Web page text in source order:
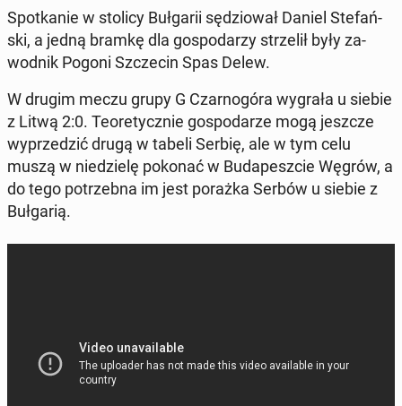
Spo­tka­nie w stolicy Buł­ga­rii sę­dzio­wał Daniel Ste­fań­
ski, a jedną bramkę dla go­spo­da­rzy strze­lił były za­
wod­nik Pogoni Szcze­cin Spas Delew.
W drugim meczu grupy G Czar­no­gó­ra wygrała u siebie
z Litwą 2:0. Teo­re­tycz­nie go­spo­da­rze mogą jeszcze
wy­prze­dzić drugą w tabeli Serbię, ale w tym celu
muszą w nie­dzie­lę pokonać w Bu­da­pesz­cie Węgrów, a
do tego po­trzeb­na im jest porażka Serbów u siebie z
Buł­ga­rią.